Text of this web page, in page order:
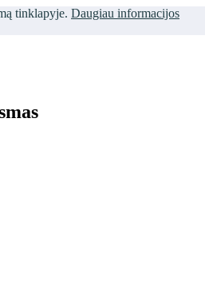
tinklapyje. Daugiau informacijos